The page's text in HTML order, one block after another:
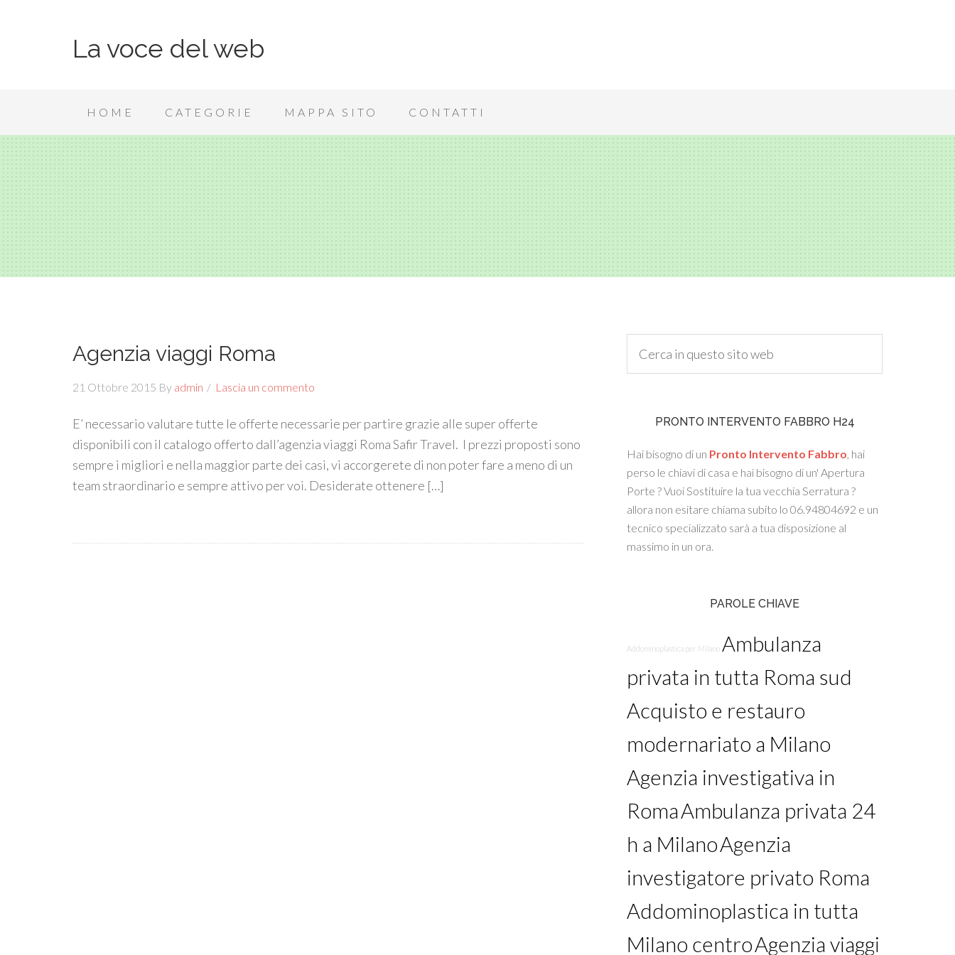
La voce del web
HOME CATEGORIE MAPPA SITO CONTATTI
Agenzia viaggi Roma
21 Ottobre 2015 By admin Lascia un commento
E’ necessario valutare tutte le offerte necessarie per partire grazie alle super offerte
disponibili con il catalogo offerto dall’agenzia viaggi Roma Safir Travel. I prezzi proposti sono
sempre i migliori e nella maggior parte dei casi, vi accorgerete di non poter fare a meno di un
team straordinario e sempre attivo per voi. Desiderate ottenere […]
PRONTO INTERVENTO FABBRO H24
Hai bisogno di un Pronto Intervento Fabbro, hai
perso le chiavi di casa e hai bisogno di un' Apertura
Porte ? Vuoi Sostituire la tua vecchia Serratura ?
allora non esitare chiama subito lo 06.94804692 e un
tecnico specializzato sarà a tua disposizione al
massimo in un ora.
PAROLE CHIAVE
Addominoplastica per Milano Ambulanza
privata in tutta Roma sud
Acquisto e restauro
modernariato a Milano
Agenzia investigativa in
RomaAmbulanza privata 24
h a MilanoAgenzia
investigatore privato Roma
Addominoplastica in tutta
Milano centroAgenzia viaggi